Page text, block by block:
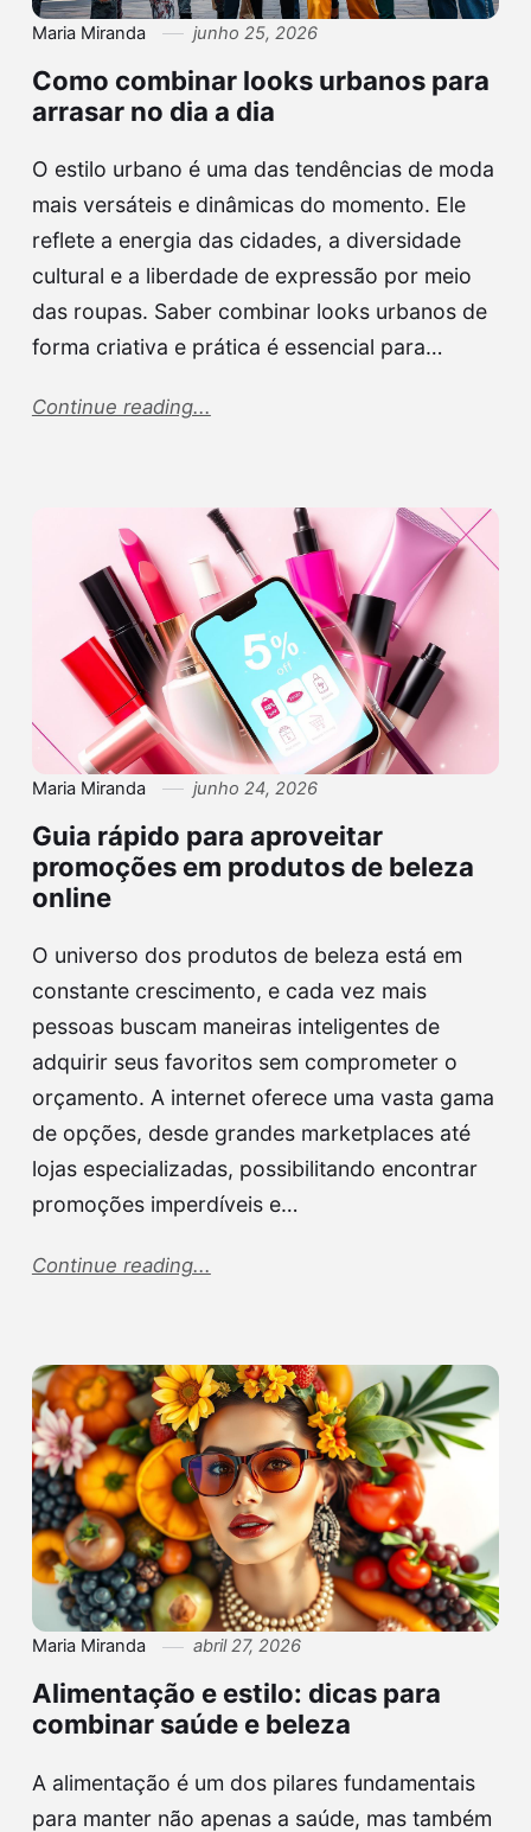
Maria Miranda junho 25, 2026
Como combinar looks urbanos para
arrasar no dia a dia
O estilo urbano é uma das tendências de moda
mais versáteis e dinâmicas do momento. Ele
reflete a energia das cidades, a diversidade
cultural e a liberdade de expressão por meio
das roupas. Saber combinar looks urbanos de
forma criativa e prática é essencial para…
Continue reading...
Maria Miranda junho 24, 2026
Guia rápido para aproveitar
promoções em produtos de beleza
online
O universo dos produtos de beleza está em
constante crescimento, e cada vez mais
pessoas buscam maneiras inteligentes de
adquirir seus favoritos sem comprometer o
orçamento. A internet oferece uma vasta gama
de opções, desde grandes marketplaces até
lojas especializadas, possibilitando encontrar
promoções imperdíveis e…
Continue reading...
Maria Miranda abril 27, 2026
Alimentação e estilo: dicas para
combinar saúde e beleza
A alimentação é um dos pilares fundamentais
para manter não apenas a saúde, mas também